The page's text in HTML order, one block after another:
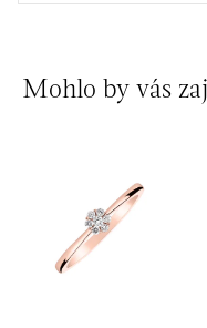
Mohlo by vás